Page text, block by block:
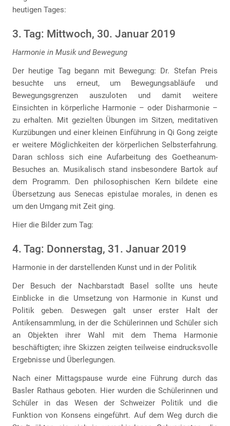
heutigen Tages:
3. Tag: Mittwoch, 30. Januar 2019
Harmonie in Musik und Bewegung
Der heutige Tag begann mit Bewegung: Dr. Stefan Preis
besuchte uns erneut, um Bewegungsabläufe und
Bewegungsgrenzen auszuloten und damit weitere
Einsichten in körperliche Harmonie – oder Disharmonie –
zu erhalten. Mit gezielten Übungen im Sitzen, meditativen
Kurzübungen und einer kleinen Einführung in Qi Gong zeigte
er weitere Möglichkeiten der körperlichen Selbsterfahrung.
Daran schloss sich eine Aufarbeitung des Goetheanum-
Besuches an. Musikalisch stand insbesondere Bartok auf
dem Programm. Den philosophischen Kern bildete eine
Übersetzung aus Senecas epistulae morales, in denen es
um den Umgang mit Zeit ging.
Hier die Bilder zum Tag:
4. Tag: Donnerstag, 31. Januar 2019
Harmonie in der darstellenden Kunst und in der Politik
Der Besuch der Nachbarstadt Basel sollte uns heute
Einblicke in die Umsetzung von Harmonie in Kunst und
Politik geben. Deswegen galt unser erster Halt der
Antikensammlung, in der die Schülerinnen und Schüler sich
an Objekten ihrer Wahl mit dem Thema Harmonie
beschäftigten; ihre Skizzen zeigten teilweise eindrucksvolle
Ergebnisse und Überlegungen.
Nach einer Mittagspause wurde eine Führung durch das
Basler Rathaus geboten. Hier wurden die Schülerinnen und
Schüler in das Wesen der Schweizer Politik und die
Funktion von Konsens eingeführt. Auf dem Weg durch die